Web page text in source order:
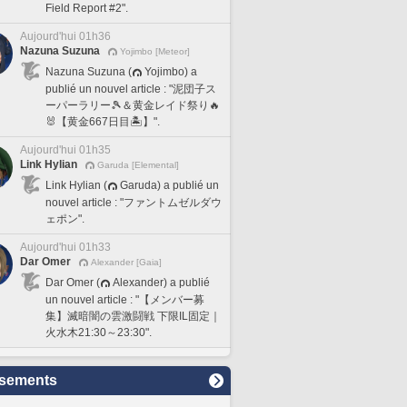
Field Report #2".
Aujourd'hui 01h36
Nazuna Suzuna
Yojimbo [Meteor]
Nazuna Suzuna (
Yojimbo) a
publié un nouvel article : "泥団子ス
ーパーラリー🎾＆黄金レイド祭り🔥
🐰【黄金667日目🏝️】".
Aujourd'hui 01h35
Link Hylian
Garuda [Elemental]
Link Hylian (
Garuda) a publié un
nouvel article : "ファントムゼルダウ
ェポン".
Aujourd'hui 01h33
Dar Omer
Alexander [Gaia]
Dar Omer (
Alexander) a publié
un nouvel article : "【メンバー募
集】滅暗闇の雲激闘戦 下限IL固定｜
火水木21:30～23:30".